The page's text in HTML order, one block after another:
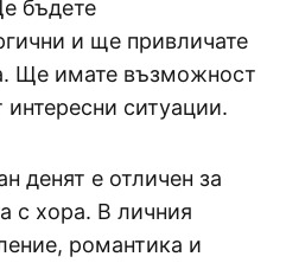
бъдете
и ще привличате
Ще имате възможност
интересни ситуации.
денят е отличен за
с хора. В личния
романтика и